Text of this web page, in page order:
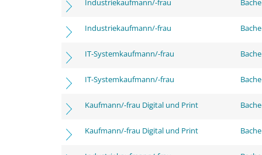
Industriekaufmann/-frau
Industriekaufmann/-frau
IT-Systemkaufmann/-frau
IT-Systemkaufmann/-frau
Kaufmann/-frau Digital und Print
Kaufmann/-frau Digital und Print